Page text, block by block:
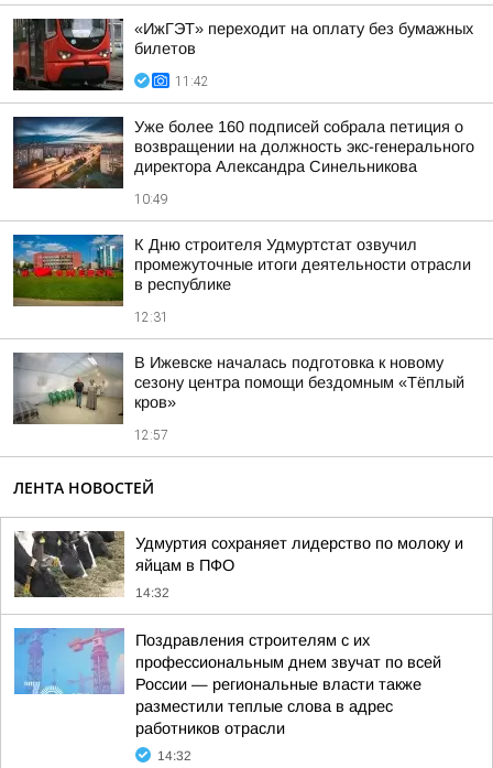
«ИжГЭТ» переходит на оплату без бумажных
билетов
11:42
Уже более 160 подписей собрала петиция о
возвращении на должность экс-генерального
директора Александра Синельникова
10:49
К Дню строителя Удмуртстат озвучил
промежуточные итоги деятельности отрасли
в республике
12:31
В Ижевске началась подготовка к новому
сезону центра помощи бездомным «Тёплый
кров»
12:57
ЛЕНТА НОВОСТЕЙ
Удмуртия сохраняет лидерство по молоку и
яйцам в ПФО
14:32
Поздравления строителям с их
профессиональным днем звучат по всей
России — региональные власти также
разместили теплые слова в адрес
работников отрасли
14:32